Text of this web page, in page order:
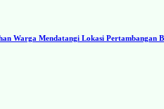
Warga Mendatangi Lokasi Pertambangan